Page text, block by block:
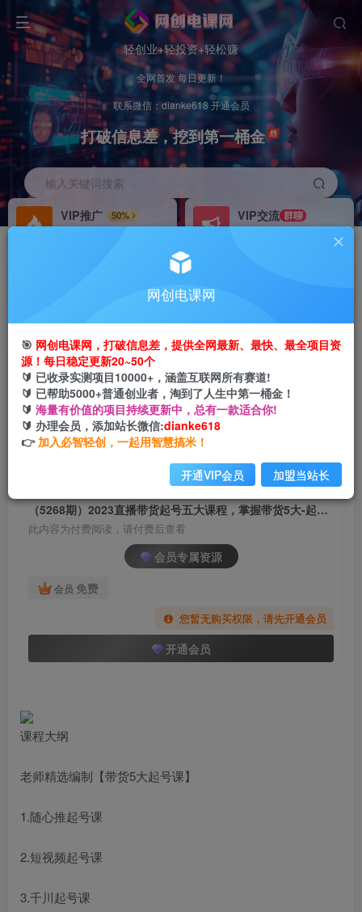
轻创业+轻投资+轻松赚
全网首发 每日更新！
联系微信：dianke618 开通会员
打破信息差，挖到第一桶金
输入关键词搜索
VIP推广
50%
VIP交流 群聊
研究探讨更多创业项目路子。
搭建同款网站，自己当老板
（5268期）2023直播带货起号五大课程，掌握带
货5大-起号方法，掌握起新号逻辑
网创电课网
2年前发布
1071 194
（5268期）2023直播带货起号五大课程，掌握带货5大-起号方法，掌握起新号逻辑
此内容为付费阅读，请付费后查看
会员专属资源
会员 免费
您暂无购买权限，请先开通会员
开通会员
课程大纲
老师精选编制【带货5大起号课】
1.随心推起号课
2.短视频起号课
3.千川起号课
网创电课网
🎯 网创电课网，打破信息差，提供全网最新、最快、最全项目资
源！每日稳定更新20~50个
🔰 已收录实测项目10000+，涵盖互联网所有赛道!
🔰 已帮助5000+普通创业者，淘到了人生中第一桶金！
🔰 海量有价值的项目持续更新中，总有一款适合你!
🔰 办理会员，添加站长微信:dianke618
👉 加入必智轻创，一起用智慧搞米！
开通VIP会员 加盟当站长